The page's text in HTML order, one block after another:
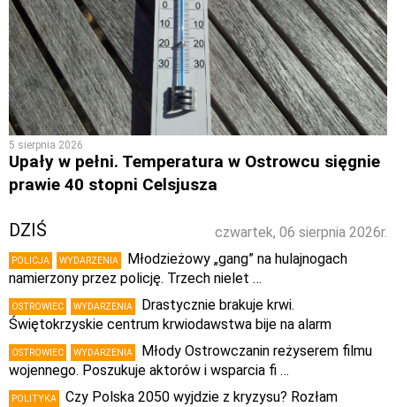
5 sierpnia 2026
Upały w pełni. Temperatura w Ostrowcu sięgnie
prawie 40 stopni Celsjusza
czwartek, 06 sierpnia 2026r.
DZIŚ
POLICJA WYDARZENIA
Młodzieżowy „gang” na hulajnogach
namierzony przez policję. Trzech nielet …
OSTROWIEC WYDARZENIA
Drastycznie brakuje krwi.
Świętokrzyskie centrum krwiodawstwa bije na alarm
OSTROWIEC WYDARZENIA
Młody Ostrowczanin reżyserem filmu
wojennego. Poszukuje aktorów i wsparcia fi …
POLITYKA
Czy Polska 2050 wyjdzie z kryzysu? Rozłam